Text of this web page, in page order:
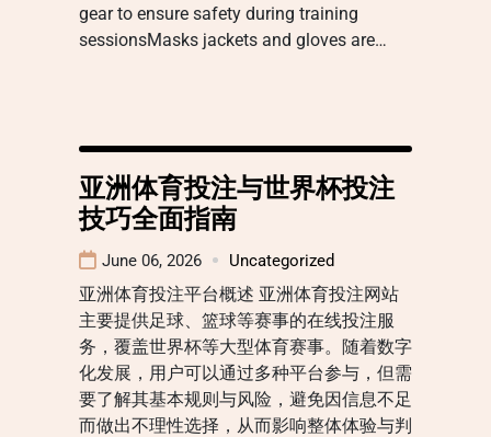
gear to ensure safety during training
sessionsMasks jackets and gloves are…
亚洲体育投注与世界杯投注
技巧全面指南
June 06, 2026 Uncategorized
亚洲体育投注平台概述 亚洲体育投注网站
主要提供足球、篮球等赛事的在线投注服
务，覆盖世界杯等大型体育赛事。随着数字
化发展，用户可以通过多种平台参与，但需
要了解其基本规则与风险，避免因信息不足
而做出不理性选择，从而影响整体体验与判